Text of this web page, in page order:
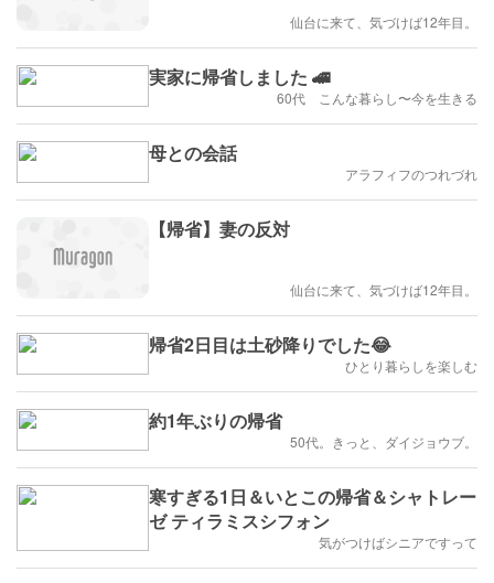
仙台に来て、気づけば12年目。
実家に帰省しました 🚄
60代 こんな暮らし〜今を生きる
母との会話
アラフィフのつれづれ
【帰省】妻の反対
仙台に来て、気づけば12年目。
帰省2日目は土砂降りでした😂
ひとり暮らしを楽しむ
約1年ぶりの帰省
50代。きっと、ダイジョウブ。
寒すぎる1日＆いとこの帰省＆シャトレー
ゼ ティラミスシフォン
気がつけばシニアですって